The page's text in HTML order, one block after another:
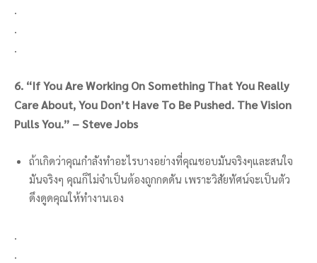
.
.
.
6. “If You Are Working On Something That You Really
Care About, You Don’t Have To Be Pushed. The Vision
Pulls You.” – Steve Jobs
ถ้าเกิดว่าคุณกำลังทำอะไรบางอย่างที่คุณชอบมันจริงๆและสนใจ
มันจริงๆ คุณก็ไม่จำเป็นต้องถูกกดดัน เพราะวิสัยทัศน์จะเป็นตัว
ดึงดูดคุณให้ทำงานเอง
.
.